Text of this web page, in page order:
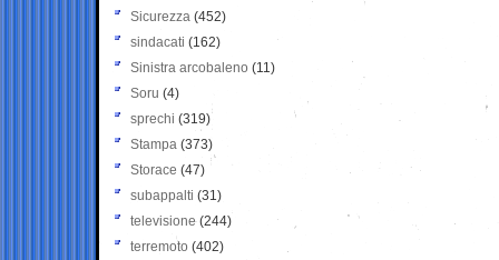
Sicurezza (452)
sindacati (162)
Sinistra arcobaleno (11)
Soru (4)
sprechi (319)
Stampa (373)
Storace (47)
subappalti (31)
televisione(244)
terremoto (402)